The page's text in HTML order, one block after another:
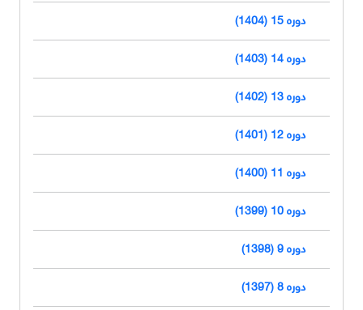
دوره 15 (1404)
دوره 14 (1403)
دوره 13 (1402)
دوره 12 (1401)
دوره 11 (1400)
دوره 10 (1399)
دوره 9 (1398)
دوره 8 (1397)